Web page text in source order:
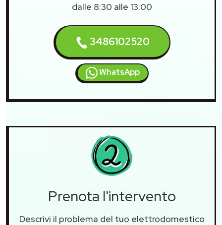
dalle 8:30 alle 13:00
3486102520
WhatsApp
Prenota l'intervento
Descrivi il problema del tuo elettrodomestico